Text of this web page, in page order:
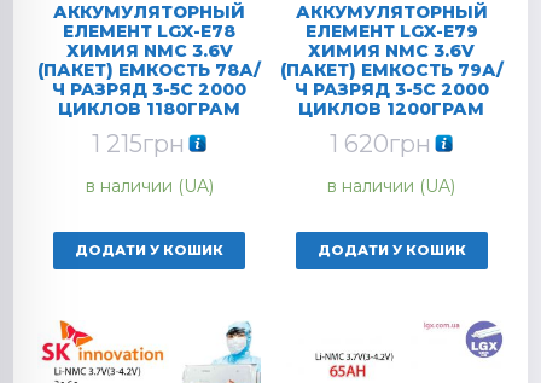
АККУМУЛЯТОРНЫЙ
ЕЛЕМЕНТ LGX-E78
ХИМИЯ NMC 3.6V
(ПАКЕТ) ЕМКОСТЬ 78А/
Ч РАЗРЯД 3-5C 2000
ЦИКЛОВ 1180ГРАМ
1 215грн
в наличии (UA)
ДОДАТИ У КОШИК
АККУМУЛЯТОРНЫЙ
ЕЛЕМЕНТ LGX-E79
ХИМИЯ NMC 3.6V
(ПАКЕТ) ЕМКОСТЬ 79А/
Ч РАЗРЯД 3-5C 2000
ЦИКЛОВ 1200ГРАМ
1 620грн
в наличии (UA)
ДОДАТИ У КОШИК